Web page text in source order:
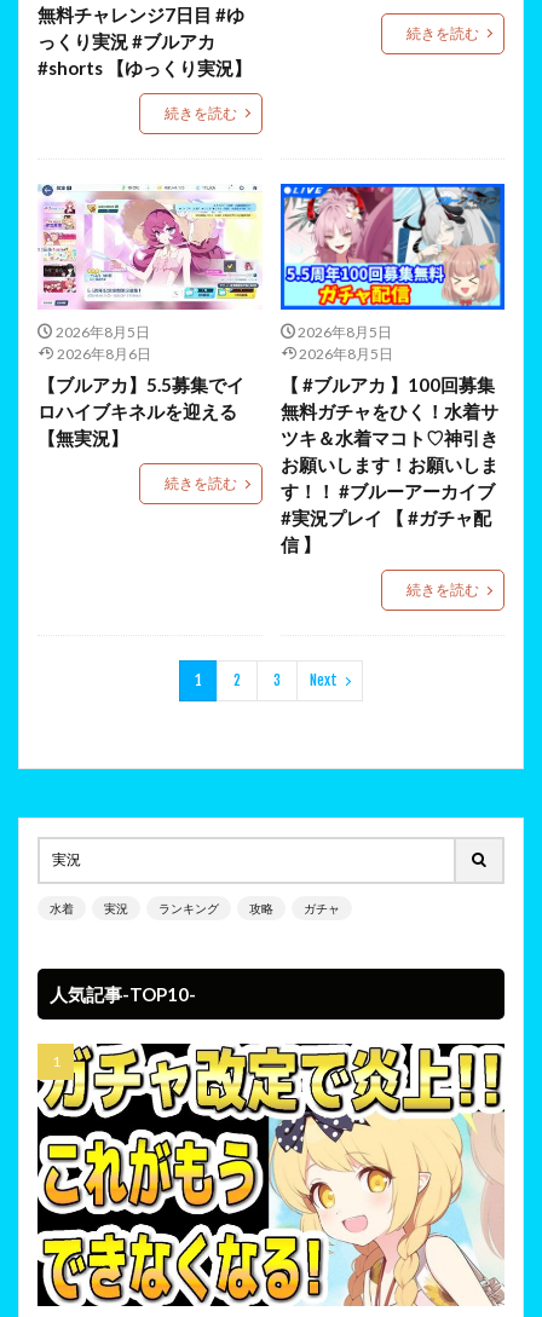
無料チャレンジ7日目 #ゆ
っくり実況 #ブルアカ
#shorts 【ゆっくり実況】
続きを読む
続きを読む
2026年8月5日
2026年8月6日
【ブルアカ】5.5募集でイ
ロハイブキネルを迎える
【無実況】
続きを読む
2026年8月5日
2026年8月5日
【 #ブルアカ 】100回募集
無料ガチャをひく！水着サ
ツキ＆水着マコト♡神引き
お願いします！お願いしま
す！！ #ブルーアーカイブ
#実況プレイ 【 #ガチャ配
信 】
続きを読む
1 2 3 Next
水着 実況 ランキング 攻略 ガチャ
人気記事-TOP10-